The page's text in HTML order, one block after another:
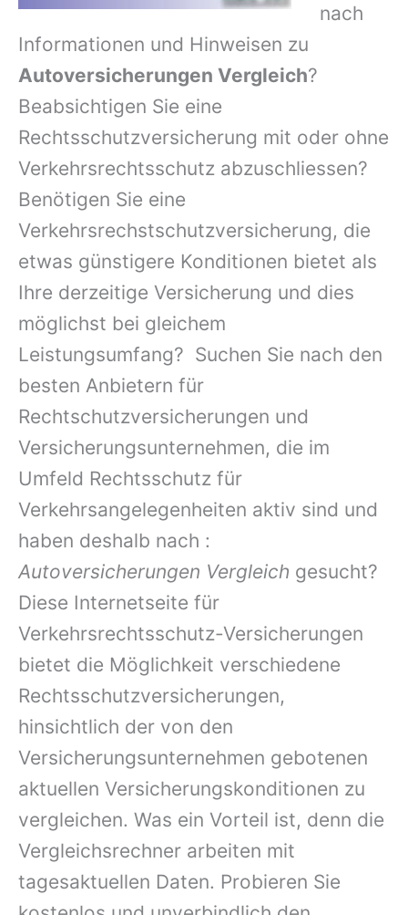
nach
Informationen und Hinweisen zu
Autoversicherungen Vergleich?
Beabsichtigen Sie eine
Rechtsschutzversicherung mit oder ohne
Verkehrsrechtsschutz abzuschliessen?
Benötigen Sie eine
Verkehrsrechstschutzversicherung, die
etwas günstigere Konditionen bietet als
Ihre derzeitige Versicherung und dies
möglichst bei gleichem
Leistungsumfang? Suchen Sie nach den
besten Anbietern für
Rechtschutzversicherungen und
Versicherungsunternehmen, die im
Umfeld Rechtsschutz für
Verkehrsangelegenheiten aktiv sind und
haben deshalb nach :
Autoversicherungen Vergleich gesucht?
Diese Internetseite für
Verkehrsrechtsschutz-Versicherungen
bietet die Möglichkeit verschiedene
Rechtsschutzversicherungen,
hinsichtlich der von den
Versicherungsunternehmen gebotenen
aktuellen Versicherungskonditionen zu
vergleichen. Was ein Vorteil ist, denn die
Vergleichsrechner arbeiten mit
tagesaktuellen Daten. Probieren Sie